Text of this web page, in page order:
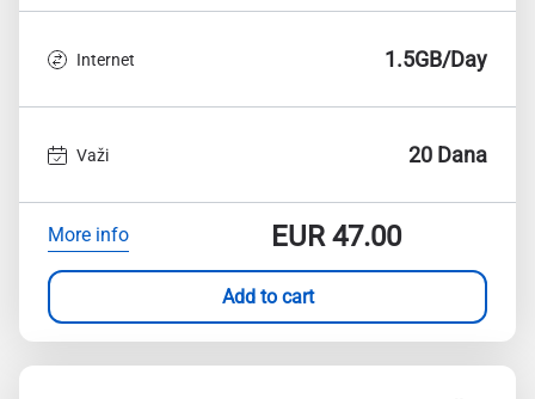
Internet 1.5GB/Day
Važi 20 Dana
More info EUR47.00
Add to cart